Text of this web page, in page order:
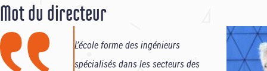
Mot du directeur
L’école forme des ingénieurs
spécialisés dans les secteurs des